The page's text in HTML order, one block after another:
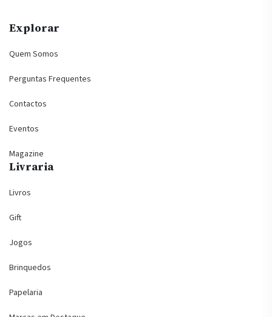
Explorar
Quem Somos
Perguntas Frequentes
Contactos
Eventos
Magazine
Livraria
Livros
Gift
Jogos
Brinquedos
Papelaria